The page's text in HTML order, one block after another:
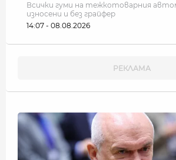
Всички гуми на тежкотоварния
износени и без грайфер
14:07 - 08.08.2026